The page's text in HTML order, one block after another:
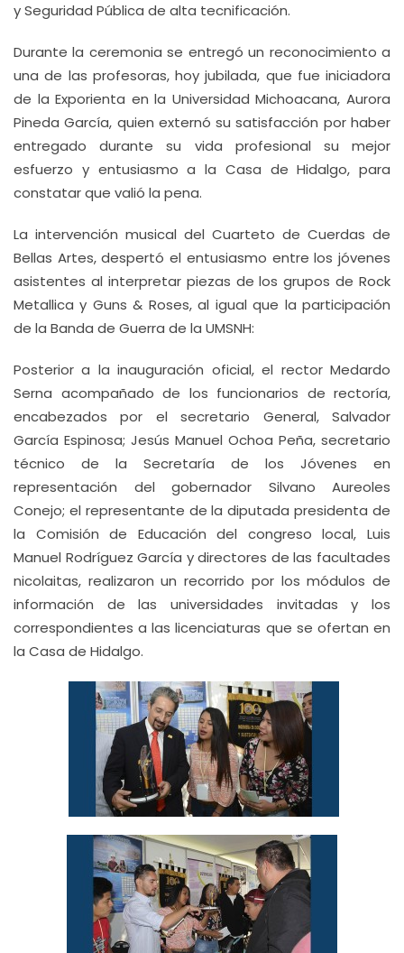
y Seguridad Pública de alta tecnificación.
Durante la ceremonia se entregó un reconocimiento a
una de las profesoras, hoy jubilada, que fue iniciadora
de la Exporienta en la Universidad Michoacana, Aurora
Pineda García, quien externó su satisfacción por haber
entregado durante su vida profesional su mejor
esfuerzo y entusiasmo a la Casa de Hidalgo, para
constatar que valió la pena.
La intervención musical del Cuarteto de Cuerdas de
Bellas Artes, despertó el entusiasmo entre los jóvenes
asistentes al interpretar piezas de los grupos de Rock
Metallica y Guns & Roses, al igual que la participación
de la Banda de Guerra de la UMSNH:
Posterior a la inauguración oficial, el rector Medardo
Serna acompañado de los funcionarios de rectoría,
encabezados por el secretario General, Salvador
García Espinosa; Jesús Manuel Ochoa Peña, secretario
técnico de la Secretaría de los Jóvenes en
representación del gobernador Silvano Aureoles
Conejo; el representante de la diputada presidenta de
la Comisión de Educación del congreso local, Luis
Manuel Rodríguez García y directores de las facultades
nicolaitas, realizaron un recorrido por los módulos de
información de las universidades invitadas y los
correspondientes a las licenciaturas que se ofertan en
la Casa de Hidalgo.